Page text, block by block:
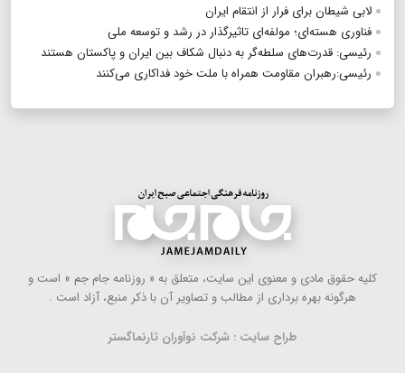
لابی شیطان برای فرار از انتقام ایران
فناوری هسته‌ای؛ مولفه‌ای تاثیرگذار در رشد و توسعه ملی
رئیسی: قدرت‌های سلطه‌گر به دنبال شکاف بین ایران و پاکستان هستند
رئیسی:رهبران مقاومت همراه با ملت خود فداکاری می‌کنند
كلیه حقوق مادی و معنوی این سایت، متعلق به « روزنامه جام جم » است و
هرگونه بهره ‌برداری از مطالب و تصاویر آن با ذكر منبع، آزاد است .
طراح سایت : شرکت نوآوران تارنماگستر